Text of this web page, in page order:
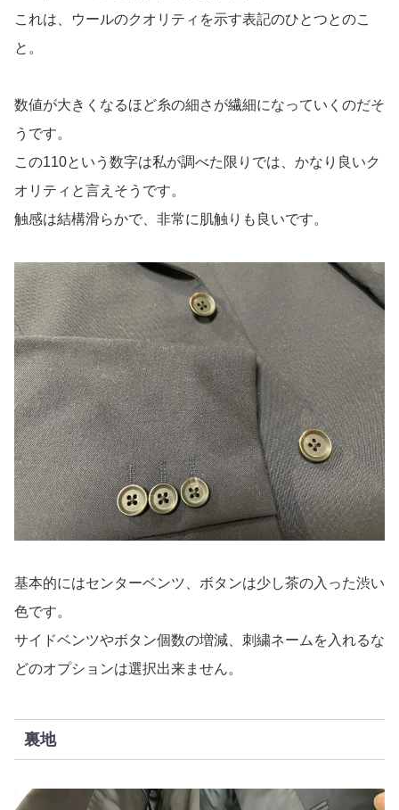
これは、ウールのクオリティを示す表記のひとつとのこ
と。
数値が大きくなるほど糸の細さが繊細になっていくのだそ
うです。
この110という数字は私が調べた限りでは、かなり良いク
オリティと言えそうです。
触感は結構滑らかで、非常に肌触りも良いです。
基本的にはセンターベンツ、ボタンは少し茶の入った渋い
色です。
サイドベンツやボタン個数の増減、刺繍ネームを入れるな
どのオプションは選択出来ません。
裏地